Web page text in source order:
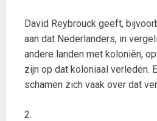
David Reybrouck geeft,
aan dat Nederlanders, in
andere landen met koloniën,
zijn op dat koloniaal verleden.
schamen zich vaak over dat
2.